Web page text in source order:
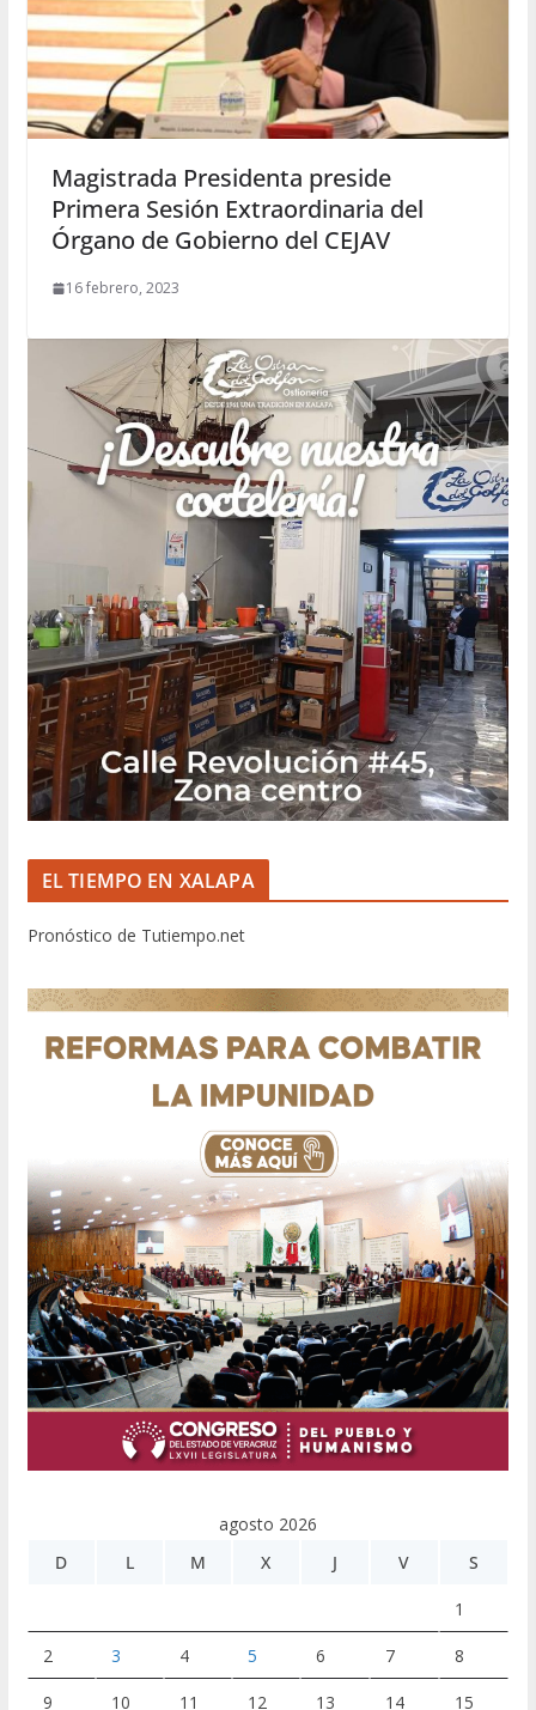
Magistrada Presidenta preside
Primera Sesión Extraordinaria del
Órgano de Gobierno del CEJAV
16 febrero, 2023
EL TIEMPO EN XALAPA
Pronóstico de Tutiempo.net
agosto 2026
D
L M X J V S
1
2 3 4 5 6 7 8
9 10 11 12 13 14 15